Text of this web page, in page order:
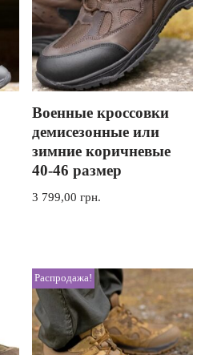
Военные кроссовки
демисезонные или
зимние коричневые
40-46 размер
3 799,00грн.
Распродажа!